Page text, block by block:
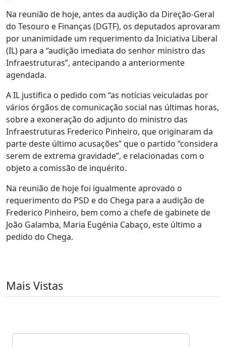
Na reunião de hoje, antes da audição da Direção-Geral
do Tesouro e Finanças (DGTF), os deputados aprovaram
por unanimidade um requerimento da Iniciativa Liberal
(IL) para a “audição imediata do senhor ministro das
Infraestruturas”, antecipando a anteriormente
agendada.
A IL justifica o pedido com “as notícias veiculadas por
vários órgãos de comunicação social nas últimas horas,
sobre a exoneração do adjunto do ministro das
Infraestruturas Frederico Pinheiro, que originaram da
parte deste último acusações” que o partido “considera
serem de extrema gravidade”, e relacionadas com o
objeto a comissão de inquérito.
Na reunião de hoje foi igualmente aprovado o
requerimento do PSD e do Chega para a audição de
Frederico Pinheiro, bem como a chefe de gabinete de
João Galamba, Maria Eugénia Cabaço, este último a
pedido do Chega.
Mais Vistas